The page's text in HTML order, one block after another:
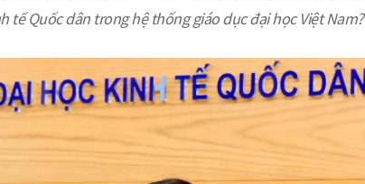
tế Quốc dân trong hệ thống giáo dục đại học Việt Nam?